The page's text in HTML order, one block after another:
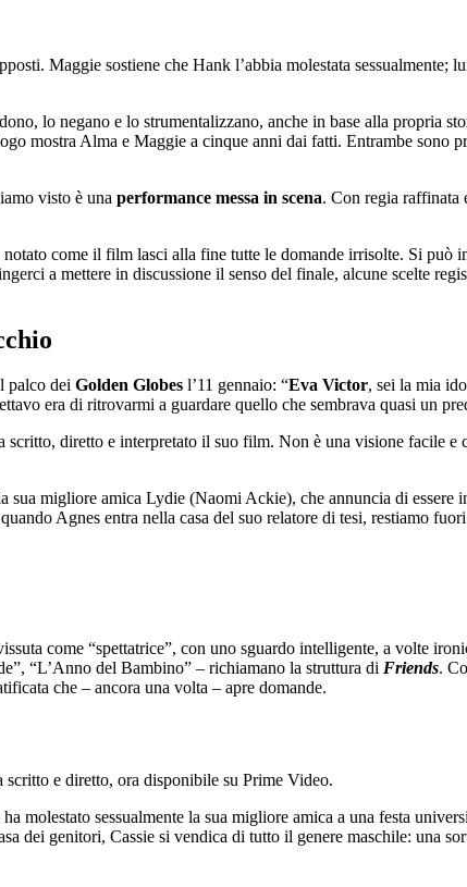
Maggie sostiene che Hank l’abbia molestata sessualmente;
lo negano e lo strumentalizzano, anche in base alla propria
mostra Alma e Maggie a cinque anni dai fatti. Entrambe sono
visto è una performance messa in scena. Con regia raffinata
come il film lasci alla fine tutte le domande irrisolte. Si può
a mettere in discussione il senso del finale, alcune scelte
palco dei Golden Globes l’11 gennaio: “Eva Victor, sei la mia
era di ritrovarmi a guardare quello che sembrava quasi un
scritto, diretto e interpretato il suo film. Non è una visione facile
migliore amica Lydie (Naomi Ackie), che annuncia di essere
Agnes entra nella casa del suo relatore di tesi, restiamo
come “spettatrice”, con uno sguardo intelligente, a volte
“L’Anno del Bambino” – richiamano la struttura di Friends.
che – ancora una volta – apre domande.
scritto e diretto, ora disponibile su Prime Video.
molestato sessualmente la sua migliore amica a una festa
dei genitori, Cassie si vendica di tutto il genere maschile: una